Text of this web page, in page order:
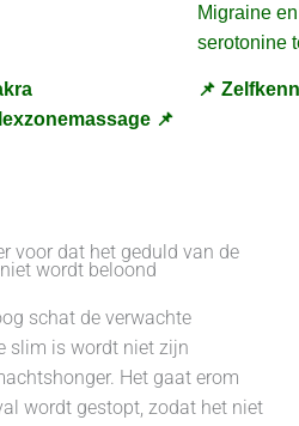
Migraine
serotonine
📌
📌
voor dat het geduld van de
wordt beloond
schat de verwachte
slim is wordt niet zijn
Het gaat erom
wordt gestopt, zodat het niet